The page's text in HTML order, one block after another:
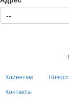
--
Клиентам
Контакты